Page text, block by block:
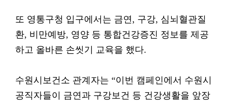
또 영통구청 입구에서는 금연, 구강, 심뇌혈관질
환, 비만예방, 영양 등 통합건강증진 정보를 제공
하고 올바른 손씻기 교육을 했다.
수원시보건소 관계자는 “이번 캠페인에서 수원시
공직자들이 금연과 구강보건 등 건강생활을 앞장